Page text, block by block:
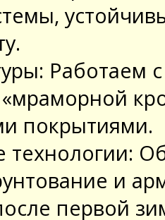
Работаем
«мраморной
покрытиями.
и
первой